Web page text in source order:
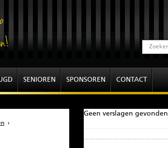
SENIOREN SPONSOREN CONTACT
›
Geen verslagen gevonden